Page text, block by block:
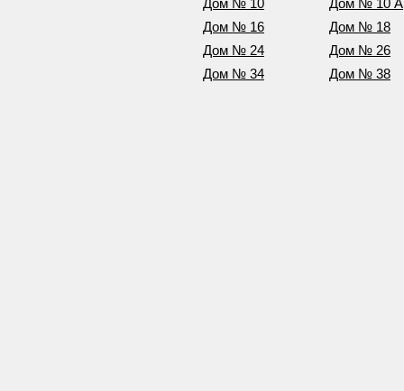
Дом № 10
Дом № 10 А
Дом № 16
Дом № 18
Дом № 24
Дом № 26
Дом № 34
Дом № 38